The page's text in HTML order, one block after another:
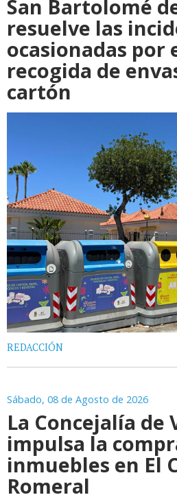
San Bartolomé
resuelve las
ocasionadas por
recogida de
cartón
REDACCIÓN
Sábado, 08 de Agosto de 2026
La Concejalía de
impulsa la
inmuebles en El
Romeral